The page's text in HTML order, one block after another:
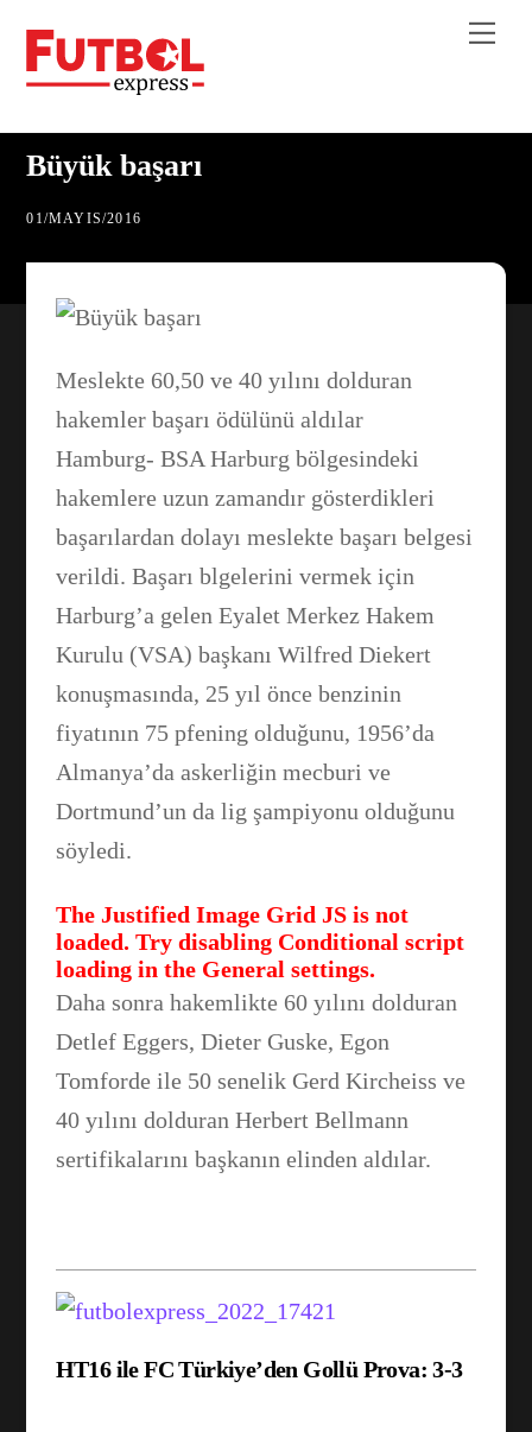
Büyük başarı
01/MAYIS/2016
Meslekte 60,50 ve 40 yılını dolduran
hakemler başarı ödülünü aldılar
Hamburg- BSA Harburg bölgesindeki
hakemlere uzun zamandır gösterdikleri
başarılardan dolayı meslekte başarı belgesi
verildi. Başarı blgelerini vermek için
Harburg’a gelen Eyalet Merkez Hakem
Kurulu (VSA) başkanı Wilfred Diekert
konuşmasında, 25 yıl önce benzinin
fiyatının 75 pfening olduğunu, 1956’da
Almanya’da askerliğin mecburi ve
Dortmund’un da lig şampiyonu olduğunu
söyledi.
The Justified Image Grid JS is not
loaded. Try disabling Conditional script
loading in the General settings.
Daha sonra hakemlikte 60 yılını dolduran
Detlef Eggers, Dieter Guske, Egon
Tomforde ile 50 senelik Gerd Kircheiss ve
40 yılını dolduran Herbert Bellmann
sertifikalarını başkanın elinden aldılar.
HT16 ile FC Türkiye’den Gollü Prova: 3-3